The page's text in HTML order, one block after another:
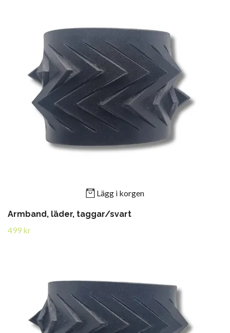
Lägg i korgen
Armband, läder, taggar/svart
499 kr